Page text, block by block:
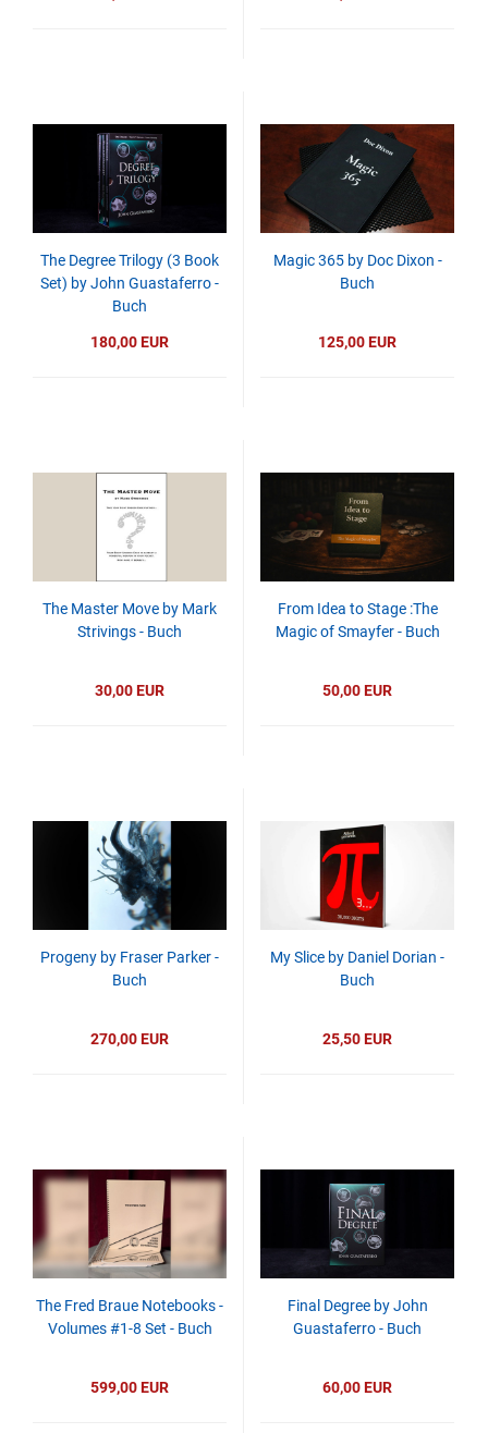
The Degree Trilogy (3 Book
Set) by John Guastaferro -
Buch
180,00 EUR
Magic 365 by Doc Dixon -
Buch
125,00 EUR
The Master Move by Mark
Strivings - Buch
30,00 EUR
From Idea to Stage :The
Magic of Smayfer - Buch
50,00 EUR
Progeny by Fraser Parker -
Buch
270,00 EUR
My Slice by Daniel Dorian -
Buch
25,50 EUR
The Fred Braue Notebooks -
Volumes #1-8 Set - Buch
599,00 EUR
Final Degree by John
Guastaferro - Buch
60,00 EUR